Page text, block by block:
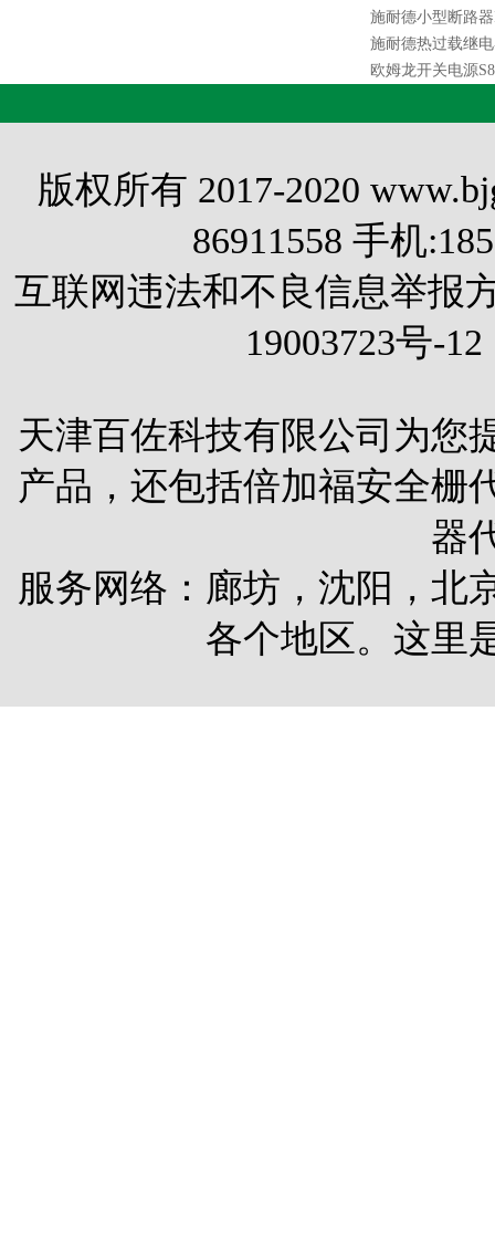
施耐德小型断路器
施耐德热过载继
欧姆龙开关电源
版权所有 2017-2020
86911558 手机
互联网违法和不良信息举报
19003723号-12
天津百佐科技有限公司为您
产品，还包括倍加福安全栅
器
服务网络：廊坊，沈阳，北
各个地区。这里